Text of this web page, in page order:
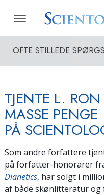
OFTE STILLEDE
TJENTE L.
MASSE PENGE
PÅ
Som andre forfattere
på forfatter-honorarer
Dianetics, har solgt i
af både skønlitteratur